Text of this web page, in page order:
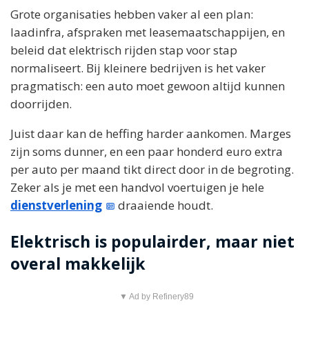
Grote organisaties hebben vaker al een plan:
laadinfra, afspraken met leasemaatschappijen, en
beleid dat elektrisch rijden stap voor stap
normaliseert. Bij kleinere bedrijven is het vaker
pragmatisch: een auto moet gewoon altijd kunnen
doorrijden.
Juist daar kan de heffing harder aankomen. Marges
zijn soms dunner, en een paar honderd euro extra
per auto per maand tikt direct door in de begroting.
Zeker als je met een handvol voertuigen je hele
dienstverlening
draaiende houdt.
Elektrisch is populairder, maar niet
overal makkelijk
▼ Ad by Refinery89